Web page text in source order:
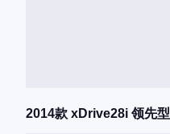
2014款 xDrive28i 领先型